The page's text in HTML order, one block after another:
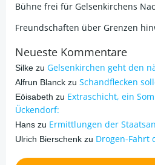
Bühne frei für Gelsenkirchens
Freundschaften über Grenzen
Neueste Kommentare
Silke zu Gelsenkirchen geht den
Alfrun Blanck zu Schandflecken
Eöisabeth zu Extraschicht, ein
Ückendorf:
Hans zu Ermittlungen der
Ulrich Bierschenk zu Drogen-Fahrt